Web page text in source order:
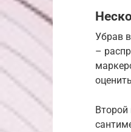
Убрав
–
Второй